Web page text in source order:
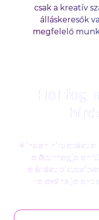
csak a kreatív
álláskeresők
megfelelő
Hol fog
Minden hirdetést
előtt
elérést
releváns